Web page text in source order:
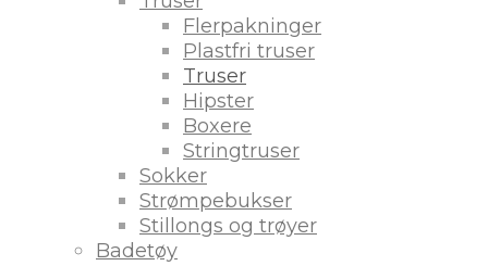
Flerpakninger
Plastfri truser
Truser
Hipster
Boxere
Stringtruser
Sokker
Strømpebukser
Stillongs og trøyer
Badetøy